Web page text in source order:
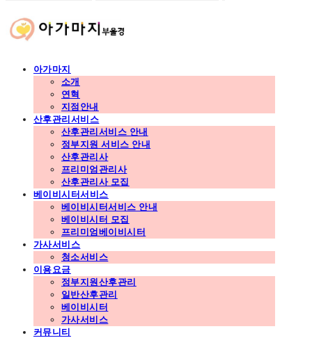
아가마지
소개
연혁
지점안내
산후관리서비스
산후관리서비스 안내
정부지원 서비스 안내
산후관리사
프리미엄관리사
산후관리사 모집
베이비시터서비스
베이비시터서비스 안내
베이비시터 모집
프리미엄베이비시터
가사서비스
청소서비스
이용요금
정부지원산후관리
일반산후관리
베이비시터
가사서비스
커뮤니티